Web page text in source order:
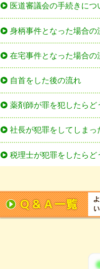
医道審議会の手続きにつ
身柄事件となった場合の
在宅事件となった場合の
自首をした後の流れ
薬剤師が罪を犯したらど
社長が犯罪をしてしまっ
税理士が犯罪をしたらど